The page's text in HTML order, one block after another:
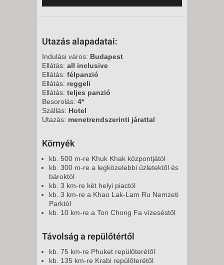
2027. MÁRCIUS 22., HÉTFŐ -
8 NAP / 7 ÉJSZAKA
Utazás alapadatai:
Indulási város: Budapest
Ellátás: all inclusive
Ellátás: félpanzió
Ellátás: reggeli
Ellátás: teljes panzió
Besorolás: 4*
Szállás: Hotel
Utazás: menetrendszerinti járattal
Környék
kb. 500 m-re Khuk Khak központjától
kb. 300 m-re a legközelebbi üzletektől és
bároktól
kb. 3 km-re két helyi piactól
kb. 3 km-re a Khao Lak-Lam Ru Nemzeti
Parktól
kb. 10 km-re a Ton Chong Fa vízeséstől
Távolság a repülőtértől
kb. 75 km-re Phuket repülőterétől
kb. 135 km-re Krabi repülőterétől